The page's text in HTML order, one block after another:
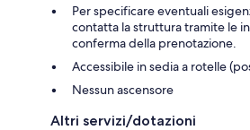
Per specificare eventuali
contatta la struttura tramite le
conferma della prenotazione.
Accessibile in sedia a rotelle
Nessun ascensore
Altri servizi/dotazioni